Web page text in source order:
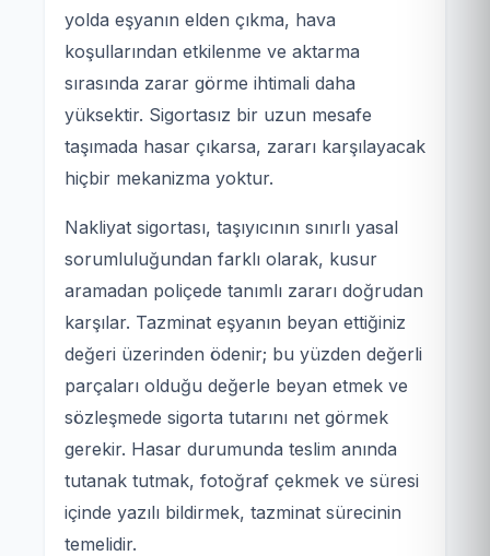
yolda eşyanın elden çıkma, hava
koşullarından etkilenme ve aktarma
sırasında zarar görme ihtimali daha
yüksektir. Sigortasız bir uzun mesafe
taşımada hasar çıkarsa, zararı karşılayacak
hiçbir mekanizma yoktur.
Nakliyat sigortası, taşıyıcının sınırlı yasal
sorumluluğundan farklı olarak, kusur
aramadan poliçede tanımlı zararı doğrudan
karşılar. Tazminat eşyanın beyan ettiğiniz
değeri üzerinden ödenir; bu yüzden değerli
parçaları olduğu değerle beyan etmek ve
sözleşmede sigorta tutarını net görmek
gerekir. Hasar durumunda teslim anında
tutanak tutmak, fotoğraf çekmek ve süresi
içinde yazılı bildirmek, tazminat sürecinin
temelidir.